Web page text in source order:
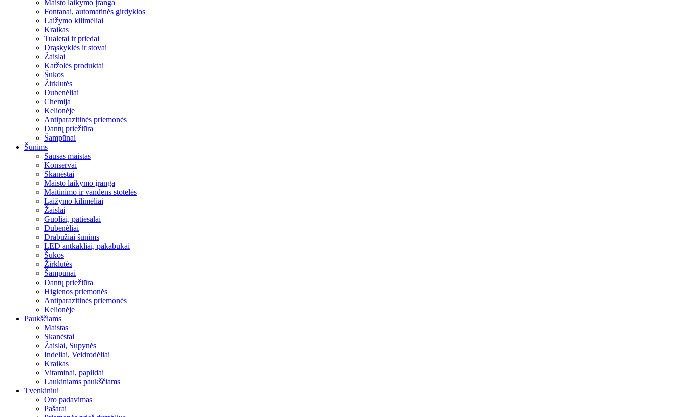
Maisto laikymo įranga
Fontanai, automatinės girdyklos
Laižymo kilimėliai
Kraikas
Tualetai ir priedai
Drąskyklės ir stovai
Žaislai
Katžolės produktai
Šukos
Žirklutės
Dubenėliai
Chemija
Kelionėje
Antiparazitinės priemonės
Dantų priežiūra
Šampūnai
Šunims
Sausas maistas
Konservai
Skanėstai
Maisto laikymo įranga
Maitinimo ir vandens stotelės
Laižymo kilimėliai
Žaislai
Guoliai, patiesalai
Dubenėliai
Drabužiai šunims
LED antkakliai, pakabukai
Šukos
Žirklutės
Šampūnai
Dantų priežiūra
Higienos priemonės
Antiparazitinės priemonės
Kelionėje
Paukščiams
Maistas
Skanėstai
Žaislai, Supynės
Indeliai, Veidrodėliai
Kraikas
Vitaminai, papildai
Laukiniams paukščiams
Tvenkiniui
Oro padavimas
Pašarai